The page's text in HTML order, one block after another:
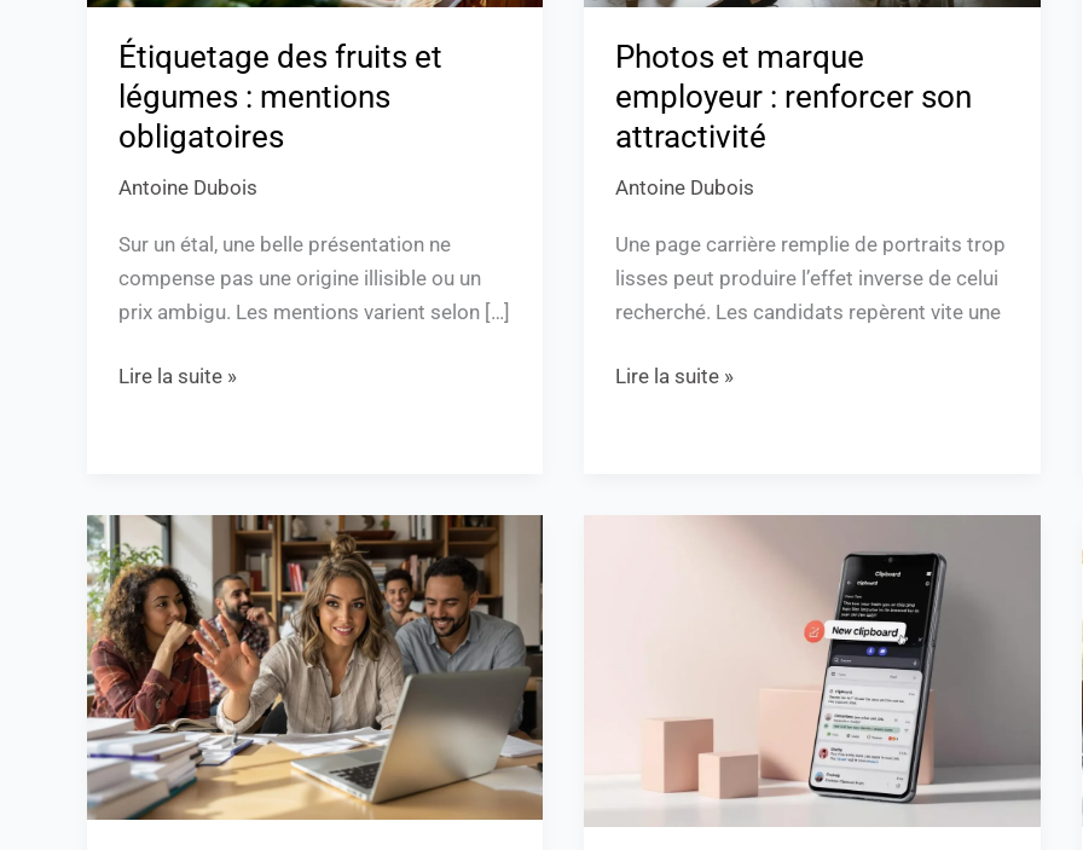
Étiquetage des fruits et
légumes : mentions
obligatoires
Antoine Dubois
Sur un étal, une belle présentation ne
compense pas une origine illisible ou un
prix ambigu. Les mentions varient selon […]
Lire la suite »
Photos et marque
employeur : renforcer son
attractivité
Antoine Dubois
Une page carrière remplie de portraits trop
lisses peut produire l’effet inverse de celui
recherché. Les candidats repèrent vite une
Lire la suite »
“Lesnewsdunet.com
:
Découvrez
les
auteurs
et
leur
expertise”